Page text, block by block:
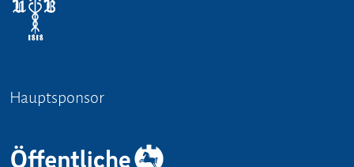
Hauptsponsor